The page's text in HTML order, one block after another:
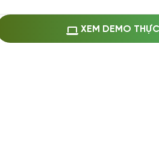
Thay logo + thông tin
(+100.000 VND)
XEM DEMO